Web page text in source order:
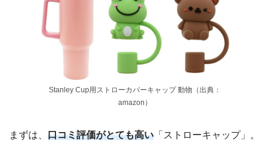
Stanley Cup用ストローカバーキャップ 動物（出典：
amazon）
まずは、 口コミ評価がとても高い 「ストローキャップ」。